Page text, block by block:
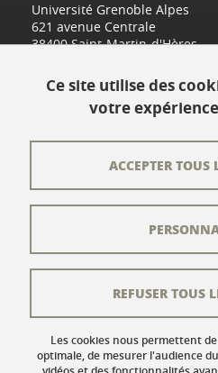
Université Grenoble Alpes
621 avenue Centrale
38400 Saint-Martin-d'Hères
L'équipe éditoriale
Crédits
Mentions légales
Données personnelles
Ce site utilise des
votre
Les cookies nous permettent
optimale, de mesurer l'audience
ACCEPTER TOUS
REFUSER TOUS